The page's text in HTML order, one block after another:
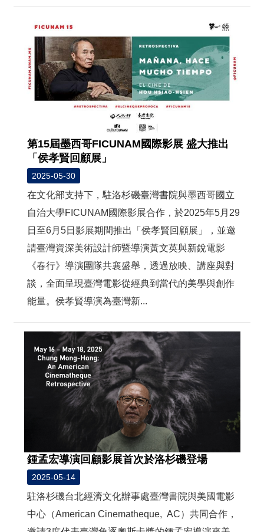
第15屆墨西哥FICUNAM國際影展 盛大推出
「侯孝賢回顧展」
2025-05-30
在文化部支持下，駐洛杉磯臺灣書院與墨西哥國立
自治大學FICUNAM國際影展合作，於2025年5月29
日至6月5日影展期間推出「侯孝賢回顧展」，並邀
請臺灣資深美術設計師暨導演黃文英與新銳電影
《春行》導演團隊共襄盛舉，透過放映、講座與對
談，全面呈現臺灣電影從經典到當代的美學與創作
能量。侯孝賢導演為臺灣新...
鍾孟宏導演回顧影展首次於洛杉磯登場
2025-05-14
駐洛杉磯台北經濟文化辦事處臺灣書院與美國電影
中心（American Cinematheque, AC）共同合作，